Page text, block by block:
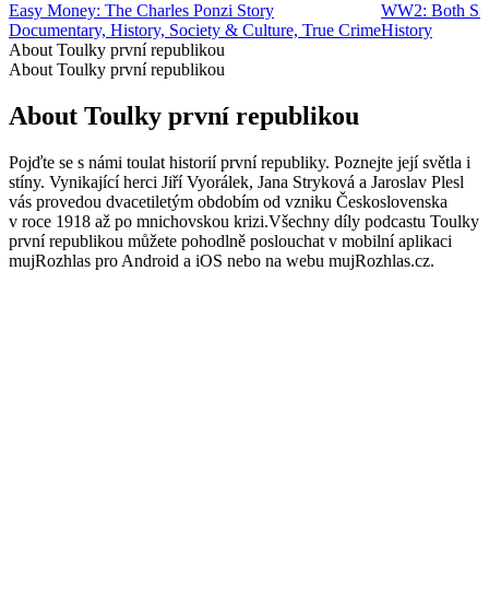
Easy Money: The Charles Ponzi Story
Documentary, History, Society & Culture, True Crime
WW2: Both
History
About Toulky první republikou
About Toulky první republikou
About Toulky první republikou
Pojďte se s námi toulat historií první republiky. Poznejte její světla i
stíny. Vynikající herci Jiří Vyorálek, Jana Stryková a Jaroslav Plesl
vás provedou dvacetiletým obdobím od vzniku Československa
v roce 1918 až po mnichovskou krizi.Všechny díly podcastu Toulky
první republikou můžete pohodlně poslouchat v mobilní aplikaci
mujRozhlas pro Android a iOS nebo na webu mujRozhlas.cz.